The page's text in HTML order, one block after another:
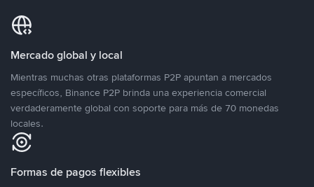
Mercado global y local
Mientras muchas otras plataformas P2P apuntan a mercados
específicos, Binance P2P brinda una experiencia comercial
verdaderamente global con soporte para más de 70 monedas
locales.
Formas de pagos flexibles